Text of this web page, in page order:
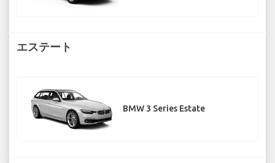
エステート
BMW 3 Series Estate